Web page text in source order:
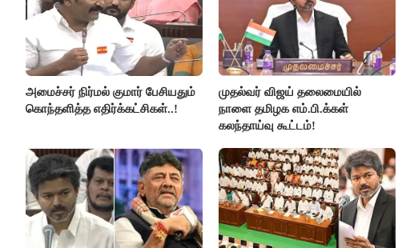
அமைச்சர் நிர்மல் குமார் பேசியதும்
கொந்தளித்த எதிர்க்கட்சிகள்..!
முதல்வர் விஜய் தலைமையில்
நாளை தமிழக எம்.பி.க்கள்
கலந்தாய்வு கூட்டம்!